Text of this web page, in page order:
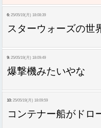
6: 25/05/19(月) 18:08:39
スターウォーズの世
9: 25/05/19(月) 18:09:49
爆撃機みたいやな
10: 25/05/19(月) 18:09:59
コンテナー船がドロ